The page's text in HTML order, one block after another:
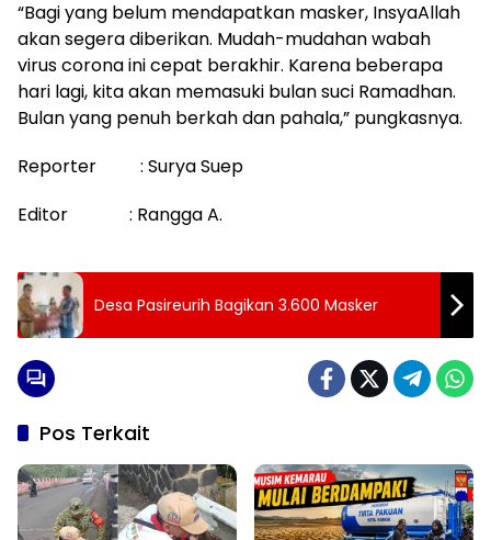
“Bagi yang belum mendapatkan masker, InsyaAllah
akan segera diberikan. Mudah-mudahan wabah
virus corona ini cepat berakhir. Karena beberapa
hari lagi, kita akan memasuki bulan suci Ramadhan.
Bulan yang penuh berkah dan pahala,” pungkasnya.
Reporter : Surya Suep
Editor : Rangga A.
Desa Pasireurih Bagikan 3.600 Masker
Pos Terkait